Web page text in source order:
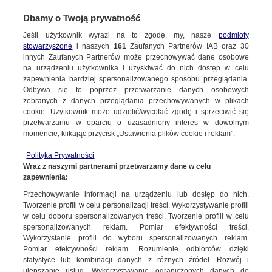
FAKTY | ZOBACZ FAKTY
Jak grillować, żeby uniknąć zagrożeń dla zdrowia? Porady lekarzy i
dietetyków
NAJNOWSZE
ZOBACZ FAKTY
FAKTY PO FAKTACH
FAKTY O ŚWIECIE
WIĘCEJ
KANAŁY
Dzień dobry!
Jedno konto do wszystkich usług
Dbamy o Twoją prywatność
Jeśli użytkownik wyrazi na to zgodę, my, nasze podmioty
stowarzyszone i naszych 161Zaufanych Partnerów IAB oraz 30
innych Zaufanych Partnerów może przechowywać dane osobowe
na urządzeniu użytkownika i uzyskiwać do nich dostęp w celu
zapewnienia bardziej spersonalizowanego sposobu przeglądania.
Odbywa się to poprzez przetwarzanie danych osobowych
zebranych z danych przeglądania przechowywanych w plikach
cookie. Użytkownik może udzielić/wycofać zgodę i sprzeciwić się
przetwarzaniu w oparciu o uzasadniony interes w dowolnym
momencie, klikając przycisk „Ustawienia plików cookie i reklam”.
Polityka Prywatności
Wraz z naszymi partnerami przetwarzamy dane w celu
zapewnienia:
Przechowywanie informacji na urządzeniu lub dostęp do nich.
Tworzenie profili w celu personalizacji treści. Wykorzystywanie profili
w celu doboru spersonalizowanych treści. Tworzenie profili w celu
spersonalizowanych reklam. Pomiar efektywności treści.
Wykorzystanie profili do wyboru spersonalizowanych reklam.
Pomiar efektywności reklam. Rozumienie odbiorców dzięki
statystyce lub kombinacji danych z różnych źródeł. Rozwój i